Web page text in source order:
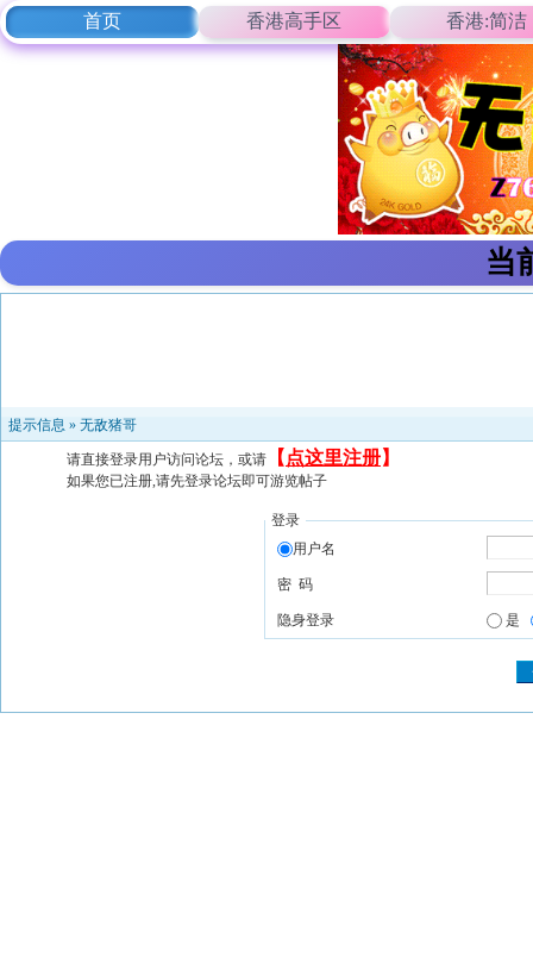
首页 香港高手区 香港:简洁
当
提示信息 » 无敌猪哥
请直接登录用户访问论坛，或请 【 点这里注册】
如果您已注册,请先登录论坛即可游览帖子
登录
用户名
密 码
隐身登录 是